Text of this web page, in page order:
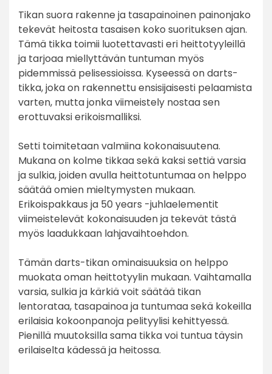
Tikan suora rakenne ja tasapainoinen painonjako
tekevät heitosta tasaisen koko suorituksen ajan.
Tämä tikka toimii luotettavasti eri heittotyyleillä
ja tarjoaa miellyttävän tuntuman myös
pidemmissä pelisessioissa. Kyseessä on darts-
tikka, joka on rakennettu ensisijaisesti pelaamista
varten, mutta jonka viimeistely nostaa sen
erottuvaksi erikoismalliksi.
Setti toimitetaan valmiina kokonaisuutena.
Mukana on kolme tikkaa sekä kaksi settiä varsia
ja sulkia, joiden avulla heittotuntumaa on helppo
säätää omien mieltymysten mukaan.
Erikoispakkaus ja 50 years -juhlaelementit
viimeistelevät kokonaisuuden ja tekevät tästä
myös laadukkaan lahjavaihtoehdon.
Tämän darts-tikan ominaisuuksia on helppo
muokata oman heittotyylin mukaan. Vaihtamalla
varsia, sulkia ja kärkiä voit säätää tikan
lentorataa, tasapainoa ja tuntumaa sekä kokeilla
erilaisia kokoonpanoja pelityylisi kehittyessä.
Pienillä muutoksilla sama tikka voi tuntua täysin
erilaiselta kädessä ja heitossa.